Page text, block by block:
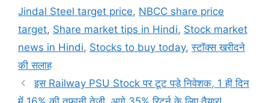
Jindal Steel target price, NBCC share price
target, Share market tips in Hindi, Stock market
news in Hindi, Stocks to buy today,स्टॉक्स खरीदने
की सलाह
इस Railway PSU Stock पर टूट पड़े निवेशक, 1 ही दिन